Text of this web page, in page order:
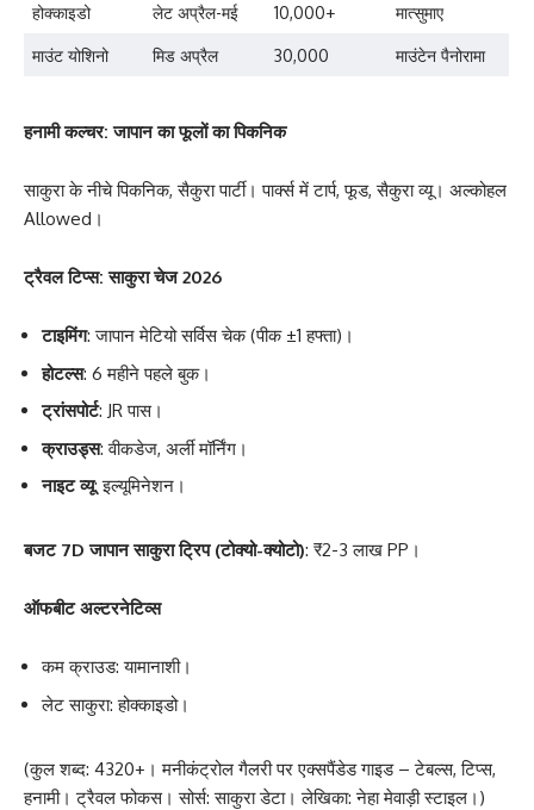
होक्काइडो
लेट अप्रैल-मई 10,000+
मात्सुमाए
माउंट योशिनो
मिड अप्रैल 30,000 माउंटेन पैनोरामा
हनामी कल्चर: जापान का फूलों का पिकनिक
साकुरा के नीचे पिकनिक, सैकुरा पार्टी। पार्क्स में टार्प, फूड, सैकुरा व्यू। अल्कोहल
Allowed।
ट्रैवल टिप्स: साकुरा चेज 2026
टाइमिंग: जापान मेटियो सर्विस चेक (पीक ±1 हफ्ता)।
होटल्स: 6 महीने पहले बुक।
ट्रांसपोर्ट: JR पास।
क्राउड्स: वीकडेज, अर्ली मॉर्निंग।
नाइट व्यू: इल्यूमिनेशन।
बजट 7D जापान साकुरा ट्रिप (टोक्यो-क्योटो): ₹2-3 लाख PP।
ऑफबीट अल्टरनेटिव्स
कम क्राउड: यामानाशी।
लेट साकुरा: होक्काइडो।
(कुल शब्द: 4320+। मनीकंट्रोल गैलरी पर एक्सपैंडेड गाइड – टेबल्स, टिप्स,
हनामी। ट्रैवल फोकस। सोर्स: साकुरा डेटा। लेखिका: नेहा मेवाड़ी स्टाइल।)